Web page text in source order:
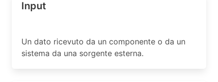
Input
Un dato ricevuto da un componente o da un
sistema da una sorgente esterna.